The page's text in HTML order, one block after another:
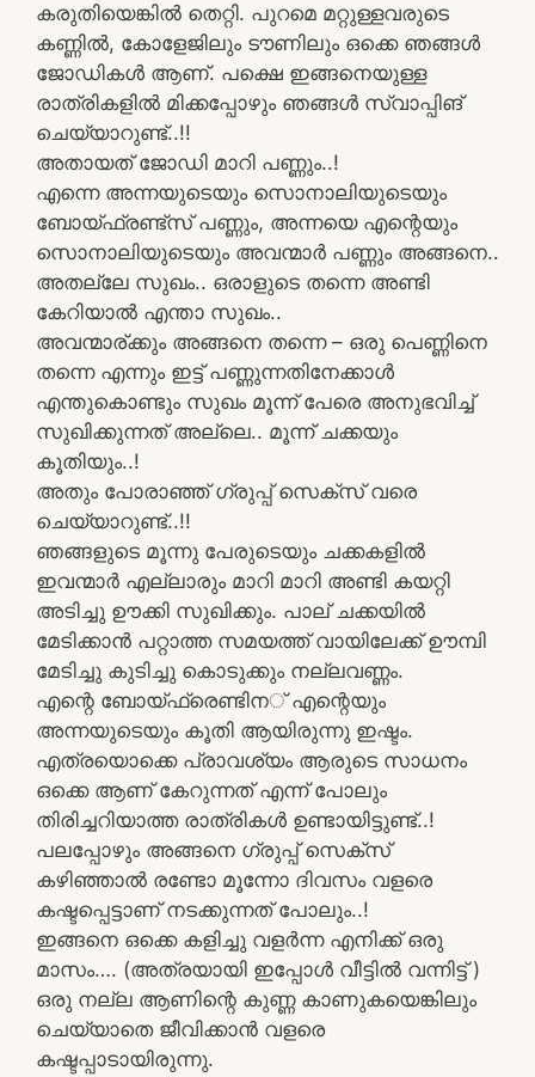
കരുതിയെങ്കിൽ തെറ്റി. പുറമെ മറ്റുള്ളവരുടെ
കണ്ണിൽ, കോളേജിലും ടൗണിലും ഒക്കെ ഞങ്ങൾ
ജോഡികൾ ആണ്. പക്ഷെ ഇങ്ങനെയുള്ള
രാത്രികളിൽ മിക്കപ്പോഴും ഞങ്ങൾ സ്വാപ്പിങ്
ചെയ്യാറുണ്ട്..!!
അതായത് ജോഡി മാറി പണ്ണും..!
എന്നെ അന്നയുടെയും സൊനാലിയുടെയും
ബോയ്‌ഫ്രണ്ട്‌സ് പണ്ണും, അന്നയെ എന്റെയും
സൊനാലിയുടെയും അവന്മാർ പണ്ണും അങ്ങനെ..
അതല്ലേ സുഖം.. ഒരാളുടെ തന്നെ അണ്ടി
കേറിയാൽ എന്താ സുഖം..
അവന്മാര്ക്കും അങ്ങനെ തന്നെ – ഒരു പെണ്ണിനെ
തന്നെ എന്നും ഇട്ട് പണ്ണുന്നതിനേക്കാൾ
എന്തുകൊണ്ടും സുഖം മൂന്ന് പേരെ അനുഭവിച്ച്
സുഖിക്കുന്നത് അല്ലെ.. മൂന്ന് ചക്കയും
കൂതിയും..!
അതും പോരാഞ്ഞ് ഗ്രുപ്പ്‌ സെക്സ്‌ വരെ
ചെയ്യാറുണ്ട്‌..!!
ഞങ്ങളുടെ മൂന്നു പേരുടെയും ചക്കകളിൽ
ഇവന്മാർ എല്ലാരും മാറി മാറി അണ്ടി കയറ്റി
അടിച്ചു ഊക്കി സുഖിക്കും. പാല് ചക്കയിൽ
മേടിക്കാൻ പറ്റാത്ത സമയത്ത് വായിലേക്ക് ഊമ്പി
മേടിച്ചു കുടിച്ചു കൊടുക്കും നല്ലവണ്ണം.
എന്റെ ബോയ്‌ഫ്രെണ്ടിന‌‌് എന്റെയും
അന്നയുടെയും കൂതി ആയിരുന്നു ഇഷ്ടം.
എത്രയൊക്കെ പ്രാവശ്യം ആരുടെ സാധനം
ഒക്കെ ആണ്‌ കേറുന്നത്‌ എന്ന്‌ പോലും
തിരിച്ചറിയാത്ത രാത്രികള്‍ ഉണ്ടായിട്ടുണ്ട്‌..!
പലപ്പോഴും അങ്ങനെ ഗ്രുപ്പ്‌ സെക്‌സ്‌
കഴിഞ്ഞാല്‍ രണ്ടോ മൂന്നോ ദിവസം വളരെ
കഷ്ടപ്പെട്ടാണ്‌ നടക്കുന്നത് പോലും..!
ഇങ്ങനെ ഒക്കെ കളിച്ചു വളര്‍ന്ന എനിക്ക്‌ ഒരു
മാസം…. (അത്രയായി ഇപ്പോള്‍ വീട്ടില്‍ വന്നിട്ട് )
ഒരു നല്ല ആണിന്റെ കുണ്ണ കാണുകയെങ്കിലും
ചെയ്യാതെ ജീവിക്കാന്‍ വളരെ
കഷ്ടപ്പാടായിരുന്നു.